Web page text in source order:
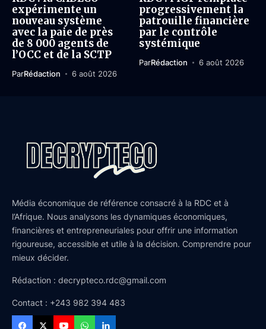
expérimente un
nouveau système
avec la paie de près
de 8 000 agents de
l’OCC et de la SCTP
ParRédaction 6 août 2026
progressivement la
patrouille financière
par le contrôle
systémique
ParRédaction 6 août 2026
Média économique de référence consacré à la RDC et à
l’Afrique. Nous analysons les dynamiques économiques,
financières et entrepreneuriales pour offrir une information
rigoureuse, accessible et utile à la décision. Comprendre pour
mieux décider.
Rédaction : decrypteco.rdc@gmail.com
Contact : +243 982 394 483